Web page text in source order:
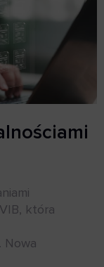
która
Nowa